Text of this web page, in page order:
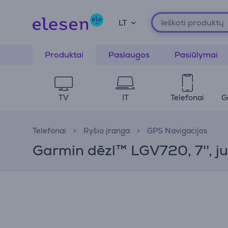
LT
Produktai Paslaugos Pasiūlymai
TV IT Telefonai
Telefonai Ryšio įranga GPS Navigacijos
Garmin dēzl™ LGV720, 7'',